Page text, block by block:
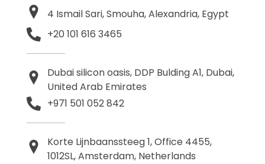
4 Ismail Sari, Smouha, Alexandria, Egypt
+20 101 616 3465
Dubai silicon oasis, DDP Bulding A1, Dubai,
United Arab Emirates
+971 501 052 842
Korte Lijnbaanssteeg 1, Office 4455,
1012SL, Amsterdam, Netherlands